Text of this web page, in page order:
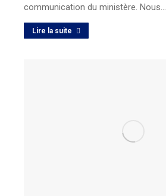
communication du ministère. Nous…
Lire la suite